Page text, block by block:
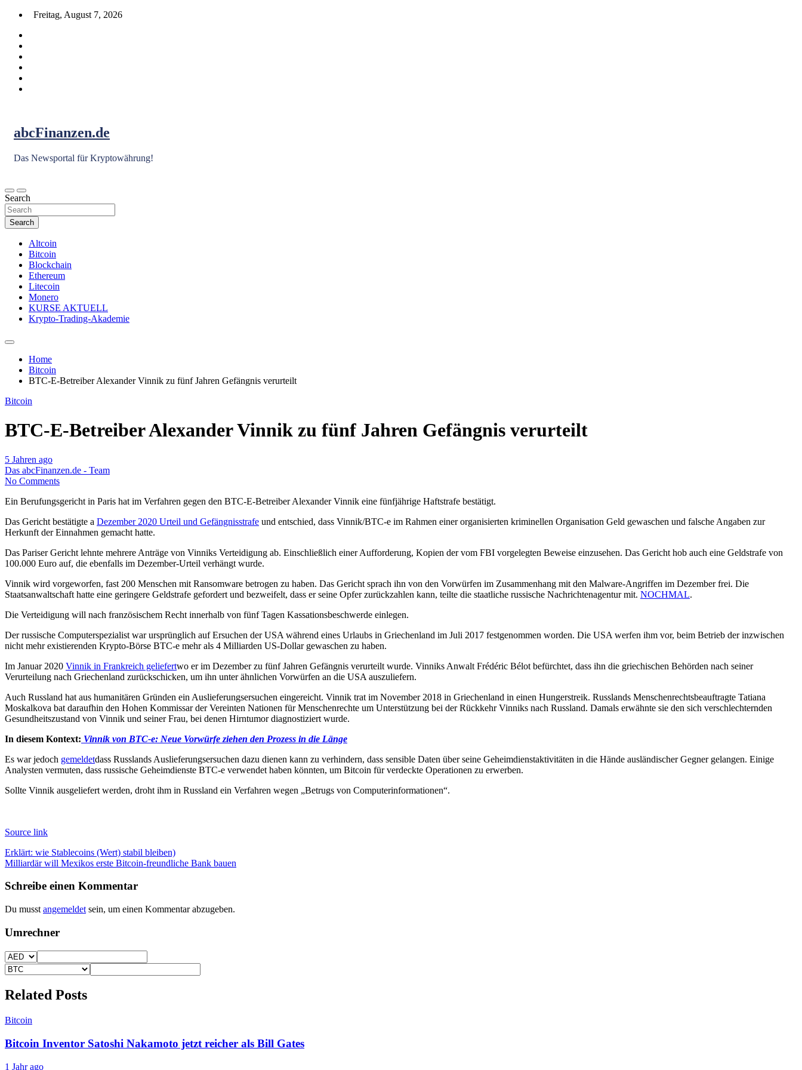
Skip
content
Freitag, August 7, 2026
abcFinanzen.de
Das Newsportal für Kryptowährung!
Search
Search
Altcoin
Bitcoin
Blockchain
Ethereum
Litecoin
Monero
KURSE AKTUELL
Krypto-Trading-Akademie
Home
Bitcoin
BTC-E-Betreiber Alexander Vinnik zu fünf Jahren Gefängnis verurteilt
Bitcoin
BTC-E-Betreiber Alexander Vinnik zu fünf Jahren Gefängnis verurteilt
5 Jahren ago
Das abcFinanzen.de - Team
No Comments
Ein Berufungsgericht in Paris hat im Verfahren gegen den BTC-E-Betreiber Alexander Vinnik eine fünfjährige Haftstrafe bestätigt.
Das Gericht bestätigte a Dezember 2020 Urteil und Gefängnisstrafe und entschied, dass Vinnik/BTC-e im Rahmen einer organisierten kriminellen Organisation Geld gewaschen und falsche Angaben zur
Herkunft der Einnahmen gemacht hatte.
Das Pariser Gericht lehnte mehrere Anträge von Vinniks Verteidigung ab. Einschließlich einer Aufforderung, Kopien der vom FBI vorgelegten Beweise einzusehen. Das Gericht hob auch eine Geldstrafe von
100.000 Euro auf, die ebenfalls im Dezember-Urteil verhängt wurde.
Vinnik wird vorgeworfen, fast 200 Menschen mit Ransomware betrogen zu haben. Das Gericht sprach ihn von den Vorwürfen im Zusammenhang mit den Malware-Angriffen im Dezember frei. Die
Staatsanwaltschaft hatte eine geringere Geldstrafe gefordert und bezweifelt, dass er seine Opfer zurückzahlen kann, teilte die staatliche russische Nachrichtenagentur mit. NOCHMAL.
Die Verteidigung will nach französischem Recht innerhalb von fünf Tagen Kassationsbeschwerde einlegen.
Der russische Computerspezialist war ursprünglich auf Ersuchen der USA während eines Urlaubs in Griechenland im Juli 2017 festgenommen worden. Die USA werfen ihm vor, beim Betrieb der inzwischen
nicht mehr existierenden Krypto-Börse BTC-e mehr als 4 Milliarden US-Dollar gewaschen zu haben.
Im Januar 2020 Vinnik in Frankreich geliefertwo er im Dezember zu fünf Jahren Gefängnis verurteilt wurde. Vinniks Anwalt Frédéric Bélot befürchtet, dass ihn die griechischen Behörden nach seiner
Verurteilung nach Griechenland zurückschicken, um ihn unter ähnlichen Vorwürfen an die USA auszuliefern.
Auch Russland hat aus humanitären Gründen ein Auslieferungsersuchen eingereicht. Vinnik trat im November 2018 in Griechenland in einen Hungerstreik. Russlands Menschenrechtsbeauftragte Tatiana
Moskalkova bat daraufhin den Hohen Kommissar der Vereinten Nationen für Menschenrechte um Unterstützung bei der Rückkehr Vinniks nach Russland. Damals erwähnte sie den sich verschlechternden
Gesundheitszustand von Vinnik und seiner Frau, bei denen Hirntumor diagnostiziert wurde.
In diesem Kontext: Vinnik von BTC-e: Neue Vorwürfe ziehen den Prozess in die Länge
Es war jedoch gemeldetdass Russlands Auslieferungsersuchen dazu dienen kann zu verhindern, dass sensible Daten über seine Geheimdienstaktivitäten in die Hände ausländischer Gegner gelangen. Einige
Analysten vermuten, dass russische Geheimdienste BTC-e verwendet haben könnten, um Bitcoin für verdeckte Operationen zu erwerben.
Sollte Vinnik ausgeliefert werden, droht ihm in Russland ein Verfahren wegen „Betrugs von Computerinformationen“.
Source link
Beitragsnavigation
Erklärt: wie Stablecoins (Wert) stabil bleiben)
Milliardär will Mexikos erste Bitcoin-freundliche Bank bauen
Schreibe einen Kommentar
Du musst angemeldet sein, um einen Kommentar abzugeben.
Umrechner
Related Posts
Bitcoin
Bitcoin Inventor Satoshi Nakamoto jetzt reicher als Bill Gates
1 Jahr ago